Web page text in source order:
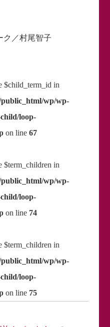
ク／村尾智子
$child_term_id in
public_html/wp/wp-
loop-
on line 67
$term_children in
public_html/wp/wp-
loop-
on line 74
$term_children in
public_html/wp/wp-
loop-
on line 75